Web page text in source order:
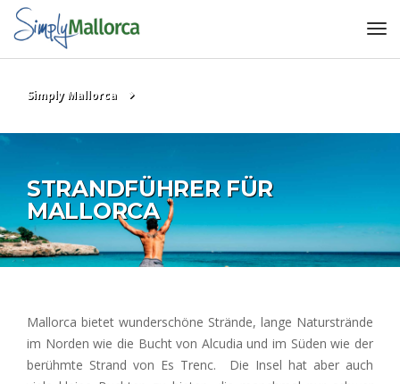
Simply Mallorca
STRANDFÜHRER FÜR
MALLORCA
Mallorca bietet wunderschöne Strände, lange Naturstrände
im Norden wie die Bucht von Alcudia und im Süden wie der
berühmte Strand von Es Trenc. Die Insel hat aber auch